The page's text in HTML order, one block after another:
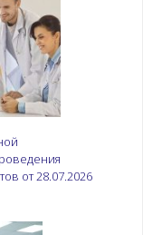
от 28.07.2026